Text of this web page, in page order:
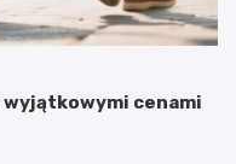
wyjątkowymi cenami